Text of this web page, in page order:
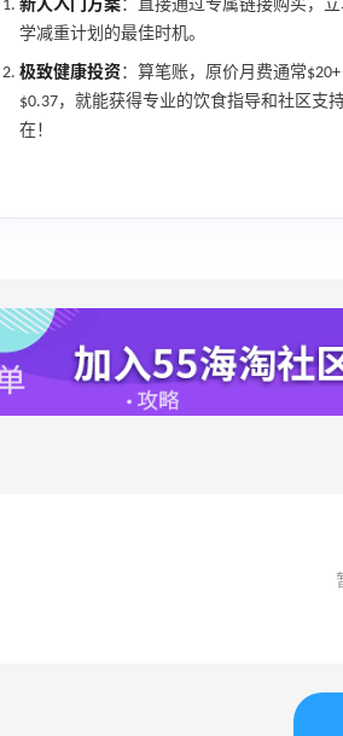
新人入门方案：直接通过专属链接购买，
学减重计划的最佳时机。
极致健康投资：算笔账，原价月费通常
$0.37，就能获得专业的饮食指导和社区支
在！
Macy's
最高2%返利
Biōkreativ
30%返利
54人获得返利